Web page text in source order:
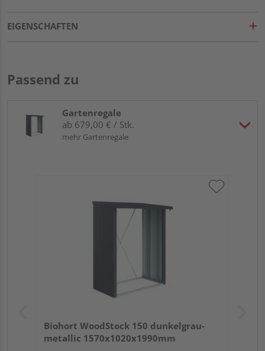
EIGENSCHAFTEN
Passend zu
Gartenregale
ab 679,00 € / Stk.
mehr Gartenregale
Biohort WoodStock 150 dunkelgrau-
metallic 1570x1020x1990mm